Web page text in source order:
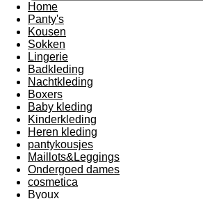
Home
Panty's
Kousen
Sokken
Lingerie
Badkleding
Nachtkleding
Boxers
Baby kleding
Kinderkleding
Heren kleding
pantykousjes
Maillots&Leggings
Ondergoed dames
cosmetica
Byoux